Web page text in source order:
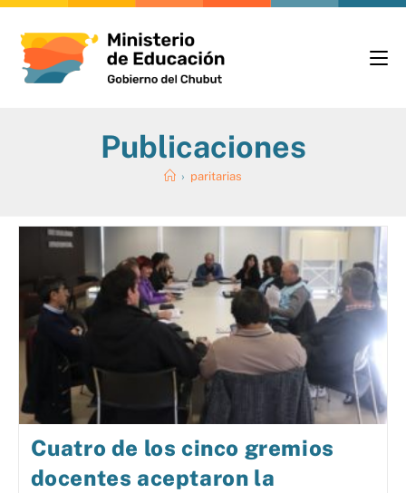
Publicaciones
› paritarias
Cuatro de los cinco gremios
docentes aceptaron la